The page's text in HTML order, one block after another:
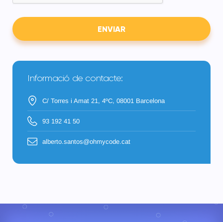
ENVIAR
Informació de contacte:
C/ Torres i Amat 21, 4ºC, 08001 Barcelona
93 192 41 50
alberto.santos@ohmycode.cat